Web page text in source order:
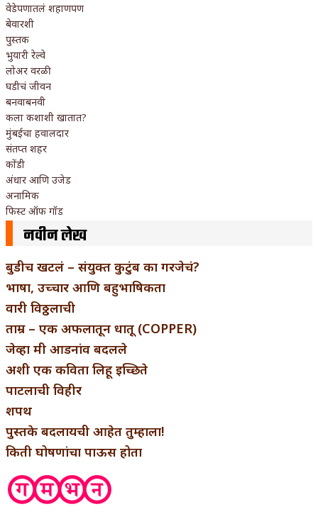
वेडेपणातलं शहाणपण
बेवारशी
पुस्तक
भुयारी रेल्वे
लोअर वरळी
घडीचं जीवन
बनवाबनवी
कला कशाशी खातात?
मुंबईचा हवालदार
संतप्त शहर
कोंडी
अंधार आणि उजेड
अनामिक
फिस्ट ऑफ गॉड
नवीन लेख
बुडीच खटलं – संयुक्त कुटुंब का गरजेचं?
भाषा, उच्चार आणि बहुभाषिकता
वारी विठ्ठलाची
ताम्र – एक अफलातून धातू (COPPER)
जेव्हा मी आडनांव बदलले
अशी एक कविता लिहू इच्छिते
पाटलाची विहीर
शपथ
पुस्तके बदलायची आहेत तुम्हाला!
किती घोषणांचा पाऊस होता